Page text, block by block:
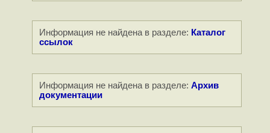
Информация не найдена в разделе: Каталог
ссылок
Информация не найдена в разделе: Архив
документации